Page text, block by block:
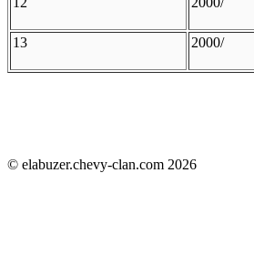
13 2000/
© elabuzer.chevy-clan.com 2026